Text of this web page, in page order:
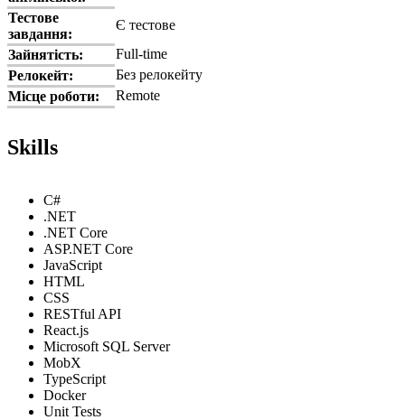
Тестове
завдання:
Є тестове
Зайнятість:
Full-time
Релокейт:
Без релокейту
Місце роботи:
Remote
Skills
C#
.NET
.NET Core
ASP.NET Core
JavaScript
HTML
CSS
RESTful API
React.js
Microsoft SQL Server
MobX
TypeScript
Docker
Unit Tests